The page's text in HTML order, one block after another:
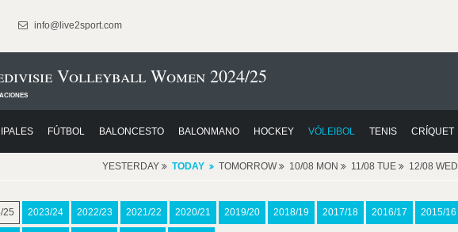
info@live2sport.com
Volleyball Women 2024/25
FÚTBOL BALONCESTO BALONMANO HOCKEY VÓLEIBOL TENIS CRÍQUET
YESTERDAY TODAY TOMORROW 10/08 MON 11/08 TUE 12/08 WED
25 2023/24 2022/23 2021/22 2020/21 2019/20 2018/19 2017/18 2016/17 2015/16